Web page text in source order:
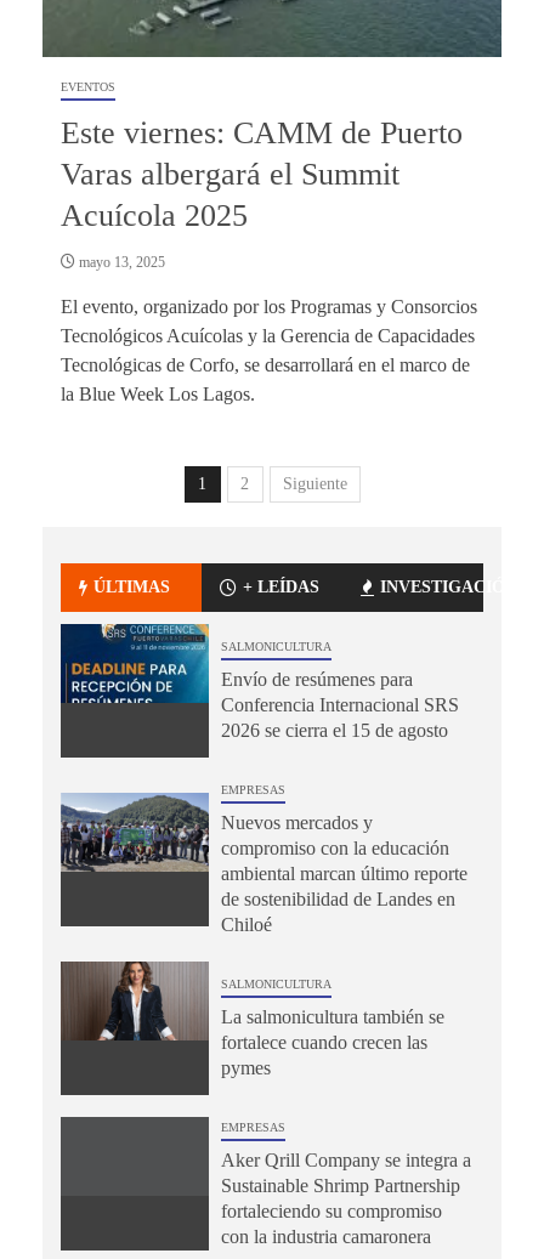
EVENTOS
Este viernes: CAMM de Puerto
Varas albergará el Summit
Acuícola 2025
mayo 13, 2025
El evento, organizado por los Programas y Consorcios
Tecnológicos Acuícolas y la Gerencia de Capacidades
Tecnológicas de Corfo, se desarrollará en el marco de
la Blue Week Los Lagos.
1 2 Siguiente
ÚLTIMAS + LEÍDAS INVESTIGACIÓN
SALMONICULTURA
Envío de resúmenes para
Conferencia Internacional SRS
2026 se cierra el 15 de agosto
EMPRESAS
Nuevos mercados y
compromiso con la educación
ambiental marcan último reporte
de sostenibilidad de Landes en
Chiloé
SALMONICULTURA
La salmonicultura también se
fortalece cuando crecen las
pymes
EMPRESAS
Aker Qrill Company se integra a
Sustainable Shrimp Partnership
fortaleciendo su compromiso
con la industria camaronera